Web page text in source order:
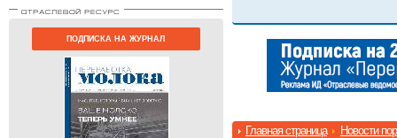
ПОДПИСКА НА ЖУРНАЛ
Главная страница Новости